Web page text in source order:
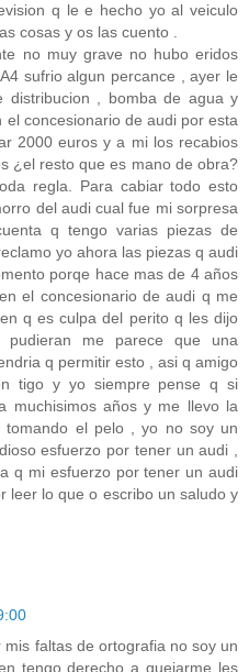
q le e hecho yo al veiculo
cosas y os las cuento .
no muy grave no hubo eridos
sufrio algun percance , ayer le
distribucion , bomba de agua y
concesionario de audi por esta
2000 euros y a mi los recabios
¿el resto que es mano de obra?
regla. Para cabiar todo esto
del audi cual fue mi sorpresa
q tengo varias piezas de
yo ahora las piezas q audi
porqe hace mas de 4 años
el concesionario de audi q me
q es culpa del perito q les dijo
pudieran me parece que una
q permitir esto , asi q amigo
tigo y yo siempre pense q si
muchisimos años y me llevo la
el pelo , yo no soy un
esfuerzo por tener un audi ,
q mi esfuerzo por tener un audi
leer lo que o escribo un saludo y
faltas de ortografia no soy un
tengo derecho a quejarme les